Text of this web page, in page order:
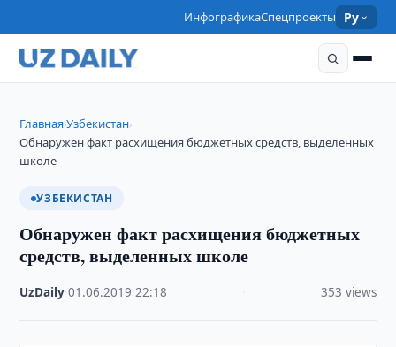
ИнфографикаСпецпроекты Ру
Главная›Узбекистан›
Обнаружен факт расхищения бюджетных средств, выделенных
школе
УЗБЕКИСТАН
Обнаружен факт расхищения бюджетных
средств, выделенных школе
UzDaily ·01.06.2019 ·22:18 353 views